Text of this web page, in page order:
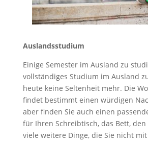
Auslandsstudium
Einige Semester im Ausland zu
vollständiges Studium im Ausland
heute keine Seltenheit mehr. Die
findet bestimmt einen würdigen
aber finden Sie auch einen
für Ihren Schreibtisch, das Bett, den
viele weitere Dinge, die Sie nicht